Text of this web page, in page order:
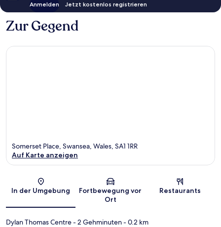
Anmelden Jetzt kostenlos registrieren
Zur Gegend
Karte
Somerset Place, Swansea, Wales, SA1 1RR
Auf Karte anzeigen
In der Umgebung
Fortbewegung vor
Ort
Restaurants
Dylan Thomas Centre- 2 Gehminuten- 0.2 km